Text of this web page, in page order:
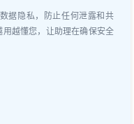
据隐私，防止任何泄露和共
越懂您，让助理在确保安全